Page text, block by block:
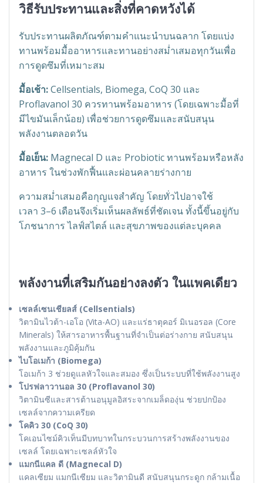
วิธีรับประทานและสิ่งที่คาดหวังได้
รับประทานผลิตภัณฑ์ตามคำแนะนำบนฉลาก โดยแบ่ง
ทานพร้อมมื้ออาหารและทานอย่างสม่ำเสมอทุกวันเพื่อ
การดูดซึมที่เหมาะสม
มื้อเช้า:Cellsentials, Biomega, CoQ 30 และ
Proflavanol 30 ควรทานพร้อมอาหาร (โดยเฉพาะมื้อที่
มีไขมันเล็กน้อย) เพื่อช่วยการดูดซึมและสนับสนุน
พลังงานตลอดวัน
มื้อเย็น: Magnecal D และ Probiotic ทานพร้อมหรือหลัง
อาหาร ในช่วงพักฟื้นและผ่อนคลายร่างกาย
ความสม่ำเสมอคือกุญแจสำคัญ โดยทั่วไปอาจใช้
เวลา 3–6 เดือนจึงเริ่มเห็นผลลัพธ์ที่ชัดเจน ทั้งนี้ขึ้นอยู่กับ
โภชนาการ ไลฟ์สไตล์ และสุขภาพของแต่ละบุคคล
พลังงานที่เสริมกันอย่างลงตัว ในแพคเดียว
เซลล์เซนเชียลส์ (Cellsentials)
วิตามินไวต้า-เอโอ (Vita-AO) และแร่ธาตุคอร์ มิเนอรอล (Core
Minerals) ให้สารอาหารพื้นฐานที่จำเป็นต่อร่างกาย สนับสนุน
พลังงานและภูมิคุ้มกัน
ไบโอเมก้า (Biomega)
โอเมก้า 3 ช่วยดูแลหัวใจและสมอง ซึ่งเป็นระบบที่ใช้พลังงานสูง
โปรฟลาวานอล 30 (Proflavanol 30)
วิตามินซีและสารต้านอนุมูลอิสระจากเมล็ดองุ่น ช่วยปกป้อง
เซลล์จากความเครียด
โคคิว 30 (CoQ 30)
โคเอนไซม์คิวเท็นมีบทบาทในกระบวนการสร้างพลังงานของ
เซลล์ โดยเฉพาะเซลล์หัวใจ
แมกนีแคล ดี (Magnecal D)
แคลเซียม แมกนีเซียม และวิตามินดี สนับสนุนกระดูก กล้ามเนื้อ